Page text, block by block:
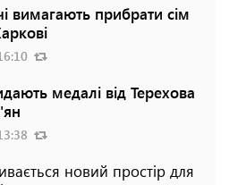
вимагають прибрати сім
медалі від Терехова
новий простір для